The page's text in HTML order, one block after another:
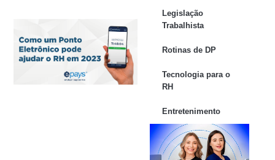
Legislação
Trabalhista
Rotinas de DP
Tecnologia para o
RH
Entretenimento